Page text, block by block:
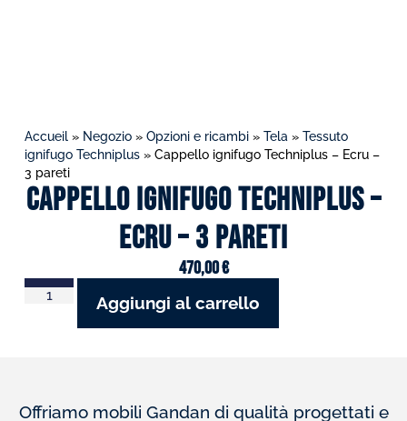
Accueil» Negozio» Opzioni e ricambi» Tela » Tessuto
ignifugo Techniplus» Cappello ignifugo Techniplus – Ecru –
3 pareti
Cappello ignifugo Techniplus –
Ecru – 3 pareti
470,00€
Aggiungi al carrello
Offriamo mobili Gandan di qualità progettati e